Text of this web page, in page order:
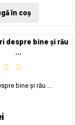
în coș
bine și rău ...